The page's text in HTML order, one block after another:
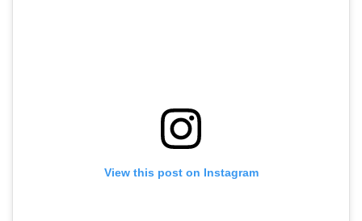
View this post on Instagram